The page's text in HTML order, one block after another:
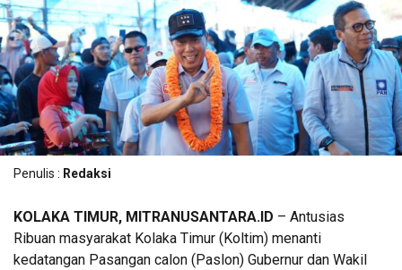
Penulis : Redaksi
KOLAKA TIMUR, MITRANUSANTARA.ID – Antusias
Ribuan masyarakat Kolaka Timur (Koltim) menanti
kedatangan Pasangan calon (Paslon) Gubernur dan Wakil